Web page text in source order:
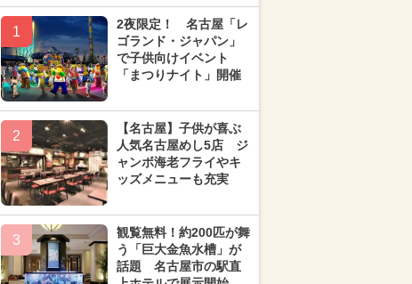
1
2夜限定！ 名古屋「レ
ゴランド・ジャパン」
で子供向けイベント
「まつりナイト」開催
2
【名古屋】子供が喜ぶ
人気名古屋めし5店 ジ
ャンボ海老フライやキ
ッズメニューも充実
3
観覧無料！約200匹が舞
う「巨大金魚水槽」が
話題 名古屋市の駅直